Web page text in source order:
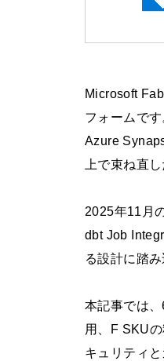
Microsoft
フォームです
Azure
上で束ね直
2025年11月
dbt Job
る設計に踏み
本記事では
用、F SKU
キュリティ